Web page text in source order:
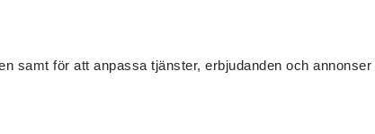
samt för att anpassa tjänster, erbjudanden och annonser